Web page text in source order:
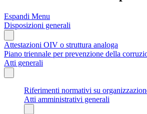
Espandi Menu
Disposizioni generali
Attestazioni OIV o struttura analoga
Piano triennale per prevenzione della
Atti generali
Riferimenti normativi su
Atti amministrativi generali